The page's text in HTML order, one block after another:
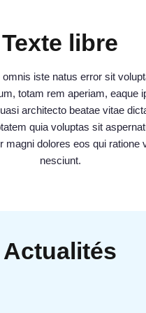
Texte libre
iste natus error sit
totam rem aperiam, eaque
architecto beatae vitae
quia voluptas sit
magni dolores eos qui ratione
nesciunt.
Actualités